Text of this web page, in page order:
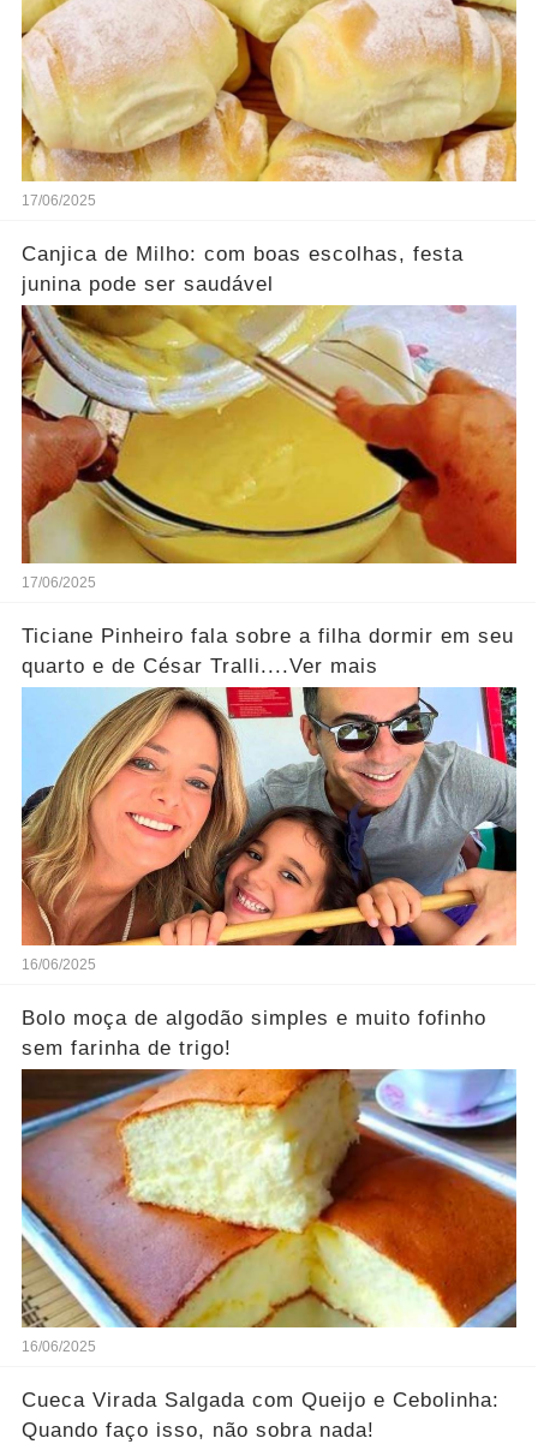
17/06/2025
Canjica de Milho: com boas escolhas, festa
junina pode ser saudável
17/06/2025
Ticiane Pinheiro fala sobre a filha dormir em seu
quarto e de César Tralli....Ver mais
16/06/2025
Bolo moça de algodão simples e muito fofinho
sem farinha de trigo!
16/06/2025
Cueca Virada Salgada com Queijo e Cebolinha:
Quando faço isso, não sobra nada!